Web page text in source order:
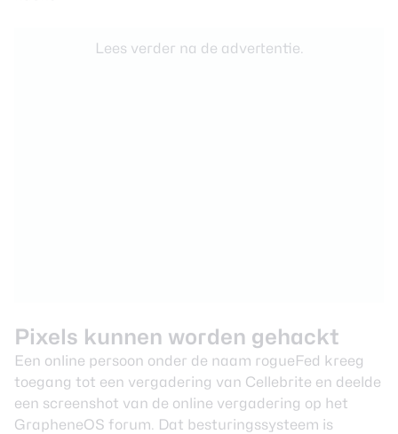
Lees verder na de advertentie.
Pixels kunnen worden gehackt
Een online persoon onder de naam rogueFed kreeg
toegang tot een vergadering van Cellebrite en deelde
een screenshot van de online vergadering op het
GrapheneOS forum. Dat besturingssysteem is